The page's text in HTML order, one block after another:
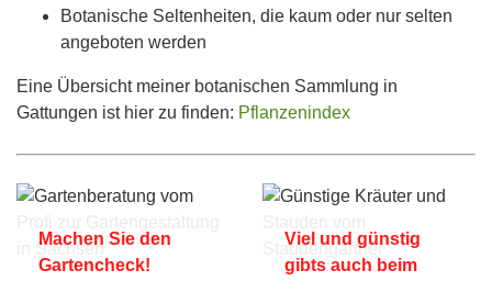
Botanische Seltenheiten, die kaum oder nur selten
angeboten werden
Eine Übersicht meiner botanischen Sammlung in
Gattungen ist hier zu finden: Pflanzenindex
Machen Sie den
Gartencheck!
Viel und günstig
gibts auch beim